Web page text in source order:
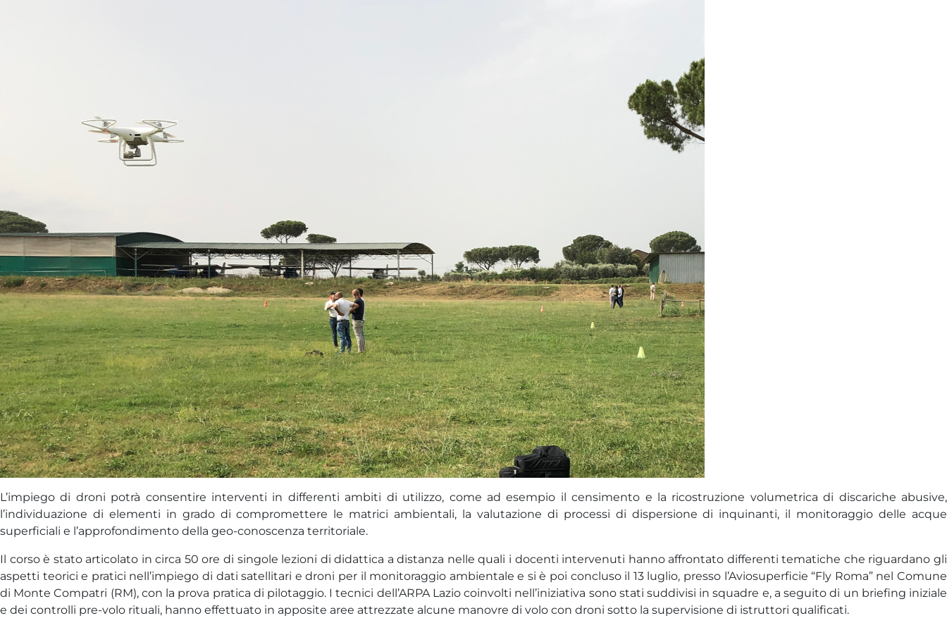
L’impiego di droni potrà consentire interventi in differenti ambiti di utilizzo, come ad esempio il censimento e la ricostruzione volumetrica di discariche abusive,
l’individuazione di elementi in grado di compromettere le matrici ambientali, la valutazione di processi di dispersione di inquinanti, il monitoraggio delle acque
superficiali e l’approfondimento della geo-conoscenza territoriale.
Il corso è stato articolato in circa 50 ore di singole lezioni di didattica a distanza nelle quali i docenti intervenuti hanno affrontato differenti tematiche che riguardano gli
aspetti teorici e pratici nell’impiego di dati satellitari e droni per il monitoraggio ambientale e si è poi concluso il 13 luglio, presso l’Aviosuperficie “Fly Roma” nel Comune
di Monte Compatri (RM), con la prova pratica di pilotaggio. I tecnici dell’ARPA Lazio coinvolti nell’iniziativa sono stati suddivisi in squadre e, a seguito di un briefing iniziale
e dei controlli pre-volo rituali, hanno effettuato in apposite aree attrezzate alcune manovre di volo con droni sotto la supervisione di istruttori qualificati.